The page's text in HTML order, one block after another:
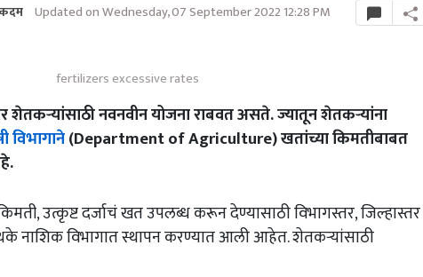
Updated on Wednesday, 07 September 2022 12:28 PM
fertilizers excessive rates
शेतकऱ्यांसाठी नवनवीन योजना राबवत असते. ज्यातून शेतकऱ्यांना
विभागाने(Department of Agriculture) खतांच्या किमतीबाबत
उत्कृष्ट दर्जाचं खत उपलब्ध करून देण्यासाठी विभागस्तर, जिल्हास्तर
नाशिक विभागात स्थापन करण्यात आली आहेत. शेतकऱ्यांसाठी